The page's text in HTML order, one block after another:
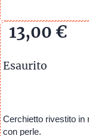
Cerchietto rivestito in
con perle.
13,00€
Esaurito